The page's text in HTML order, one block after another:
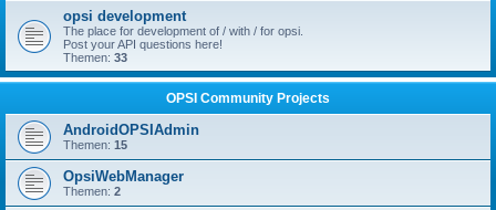
opsi development
The place for development of / with / for opsi.
Post your API questions here!
Themen: 33
OPSI Community Projects
AndroidOPSIAdmin
Themen: 15
OpsiWebManager
Themen: 2